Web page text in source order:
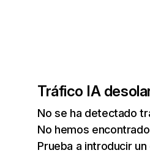
Tráfico IA de
No se ha detectado
No hemos
Prueba a introducir